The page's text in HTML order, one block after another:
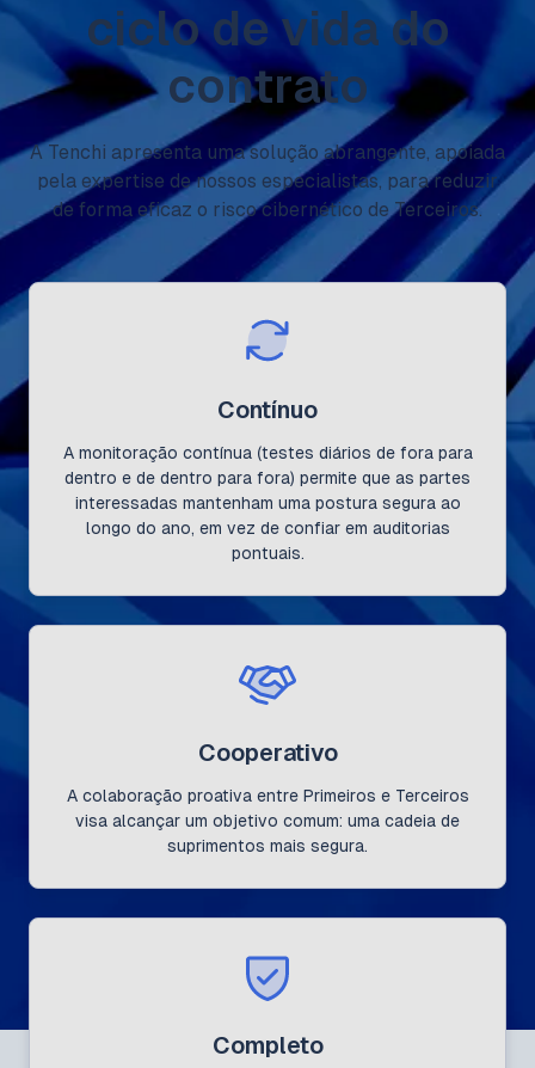
ciclo de vida do
contrato
A Tenchi apresenta uma solução abrangente, apoiada
pela expertise de nossos especialistas, para reduzir
de forma eficaz o risco cibernético de Terceiros.
Contínuo
A monitoração contínua (testes diários de fora para
dentro e de dentro para fora) permite que as partes
interessadas mantenham uma postura segura ao
longo do ano, em vez de confiar em auditorias
pontuais.
Cooperativo
A colaboração proativa entre Primeiros e Terceiros
visa alcançar um objetivo comum: uma cadeia de
suprimentos mais segura.
Completo